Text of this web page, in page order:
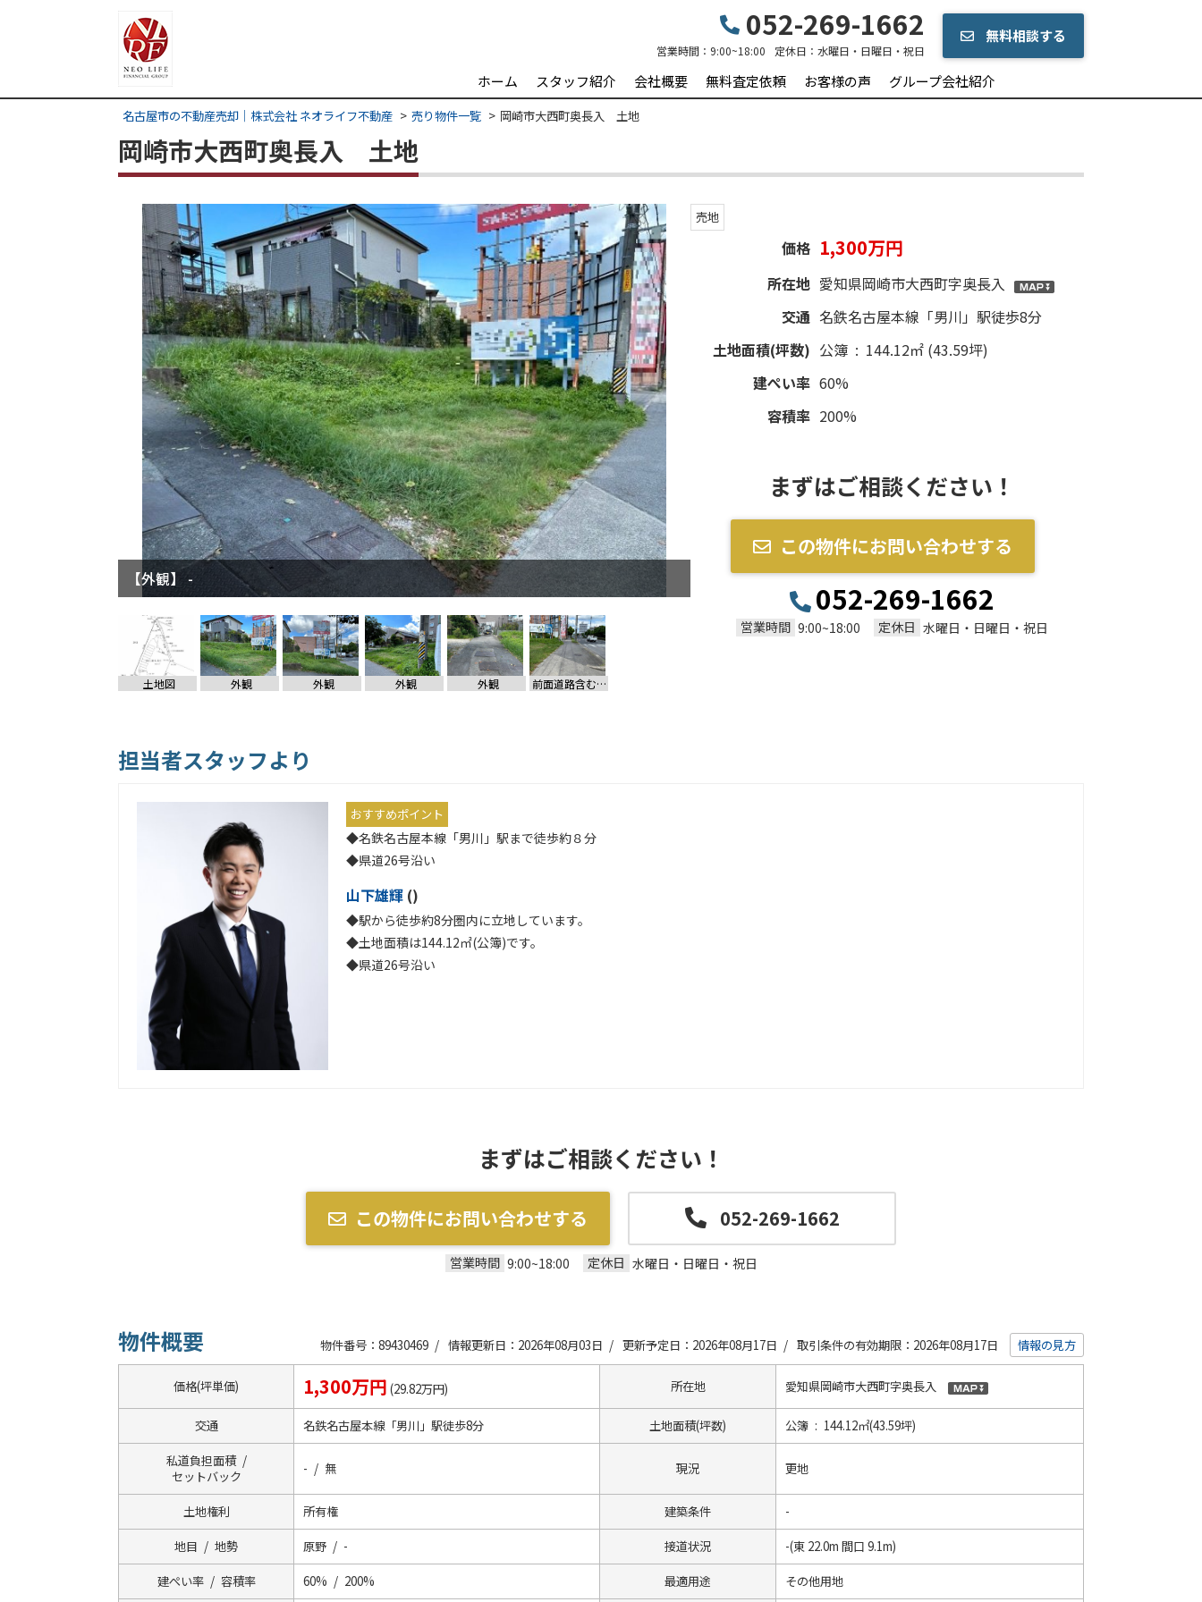
052-269-1662
営業時間： 9:00~18:00 定休日： 水曜日・日曜日・祝日
無料相談する
ホーム スタッフ紹介 会社概要 無料査定依頼 お客様の声 グループ会社紹介
名古屋市の不動産売却｜株式会社 ネオライフ不動産 売り物件一覧 岡崎市大西町奥長入 土地
岡崎市大西町奥長入 土地
【外観】 -
【外観】 -
土地図 外観 外観 外観 外観 前面道路含む現地写真
売地
価格 1,300万円
所在地 愛知県岡崎市大西町字奥長入
交通 名鉄名古屋本線「男川」駅徒歩8分
土地面積(坪数) 公簿 : 144.12㎡ (43.59坪)
建ぺい率 60%
容積率 200%
まずはご相談ください！
この物件にお問い合わせする
052-269-1662
営業時間 9:00~18:00 定休日 水曜日・日曜日・祝日
担当者スタッフより
おすすめポイント
◆名鉄名古屋本線「男川」駅まで徒歩約８分
◆県道26号沿い
山下雄輝 ()
◆駅から徒歩約8分圏内に立地しています。
◆土地面積は144.12㎡(公簿)です。
◆県道26号沿い
まずはご相談ください！
この物件にお問い合わせする 052-269-1662
営業時間 9:00~18:00 定休日 水曜日・日曜日・祝日
物件概要 物件番号：89430469 / 情報更新日：2026年08月03日 / 更新予定日：2026年08月17日 / 取引条件の有効期限：2026年08月17日 情報の見方
価格(坪単価) 1,300万円 (29.82万円) 所在地 愛知県岡崎市大西町字奥長入
交通 名鉄名古屋本線「男川」駅徒歩8分 土地面積(坪数) 公簿 : 144.12㎡(43.59坪)
私道負担面積 /
セットバック
- / 無 現況 更地
土地権利 所有権 建築条件 -
地目 / 地勢 原野 / - 接道状況 -(東 22.0m 間口 9.1m)
建ぺい率 / 容積率 60% / 200% 最適用途 その他用地